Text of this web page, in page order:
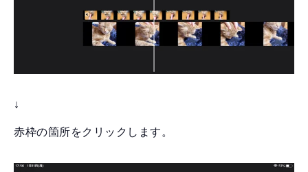
↓
赤枠の箇所をクリックします。